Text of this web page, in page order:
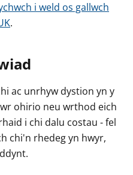
i weld os gallwch
.
ac unrhyw dystion yn y
ohirio neu wrthod eich
i chi dalu costau - fel
chi'n rhedeg yn hwyr,